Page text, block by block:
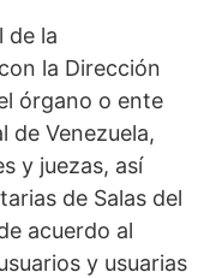
de la
la Dirección
órgano o ente
de Venezuela,
y juezas, así
de Salas del
acuerdo al
y usuarias